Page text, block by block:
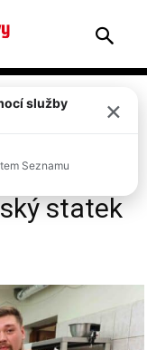
na závěr!
statek
služby
×
Seznamu